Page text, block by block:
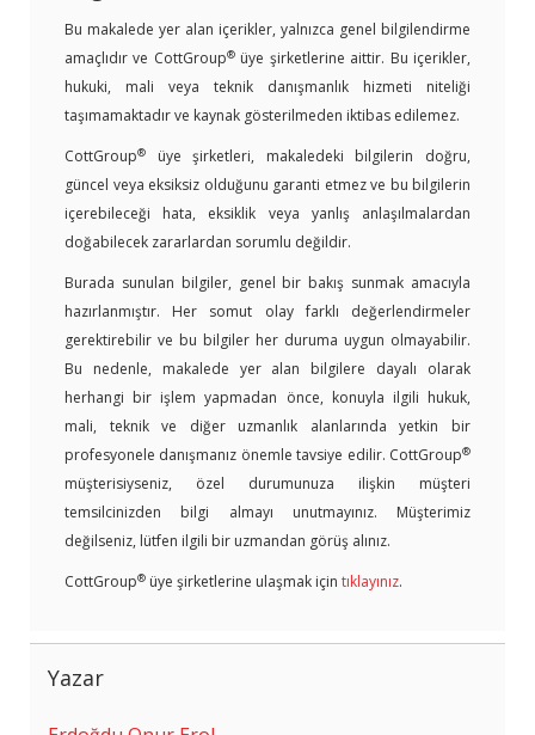
Bu makalede yer alan içerikler, yalnızca genel bilgilendirme
amaçlıdır ve CottGroup®üye şirketlerine aittir. Bu içerikler,
hukuki, mali veya teknik danışmanlık hizmeti niteliği
taşımamaktadır ve kaynak gösterilmeden iktibas edilemez.
CottGroup®
üye şirketleri, makaledeki bilgilerin doğru,
güncel veya eksiksiz olduğunu garanti etmez ve bu bilgilerin
içerebileceği hata, eksiklik veya yanlış anlaşılmalardan
doğabilecek zararlardan sorumlu değildir.
Burada sunulan bilgiler, genel bir bakış sunmak amacıyla
hazırlanmıştır. Her somut olay farklı değerlendirmeler
gerektirebilir ve bu bilgiler her duruma uygun olmayabilir.
Bu nedenle, makalede yer alan bilgilere dayalı olarak
herhangi bir işlem yapmadan önce, konuyla ilgili hukuk,
mali, teknik ve diğer uzmanlık alanlarında yetkin bir
profesyonele danışmanız önemle tavsiye edilir. CottGroup®
müşterisiyseniz, özel durumunuza ilişkin müşteri
temsilcinizden bilgi almayı unutmayınız. Müşterimiz
değilseniz, lütfen ilgili bir uzmandan görüş alınız.
CottGroup® üye şirketlerine ulaşmak için tıklayınız.
Yazar